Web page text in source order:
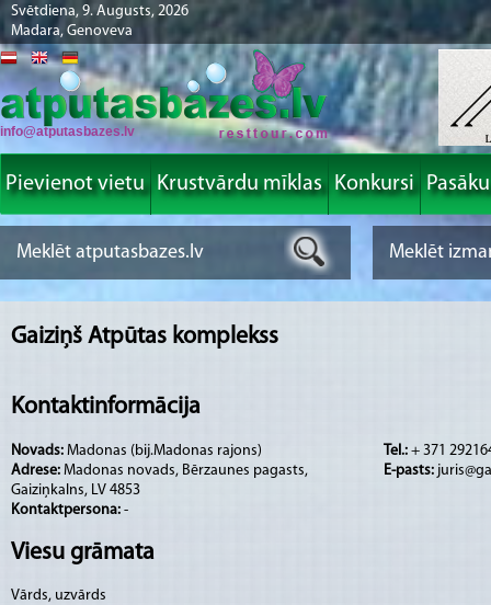
Svētdiena, 9. Augusts, 2026
Madara, Genoveva
info@atputasbazes.lv
Pievienot vietu Krustvārdu mīklas Konkursi
Gaiziņš Atpūtas komplekss
Kontaktinformācija
Novads: Madonas (bij.Madonas rajons)
Adrese: Madonas novads, Bērzaunes pagasts,
Gaiziņkalns, LV 4853
Kontaktpersona: -
Tel.: + 371
E-pasts:
Viesu grāmata
Vārds, uzvārds